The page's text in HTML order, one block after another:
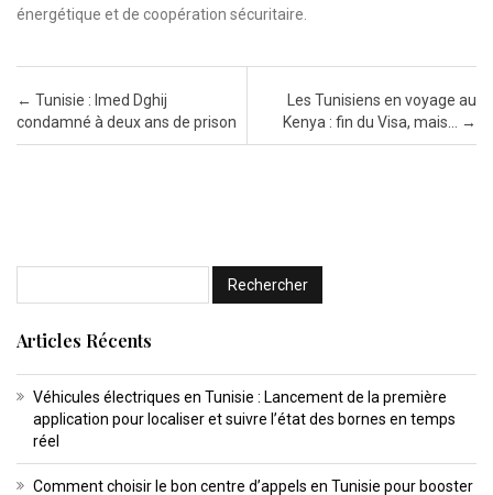
énergétique et de coopération sécuritaire.
Post navigation
← Tunisie : Imed Dghij
condamné à deux ans de prison
Les Tunisiens en voyage au
Kenya : fin du Visa, mais…
→
Articles Récents
Véhicules électriques en Tunisie : Lancement de la première
application pour localiser et suivre l’état des bornes en temps
réel
Comment choisir le bon centre d’appels en Tunisie pour booster